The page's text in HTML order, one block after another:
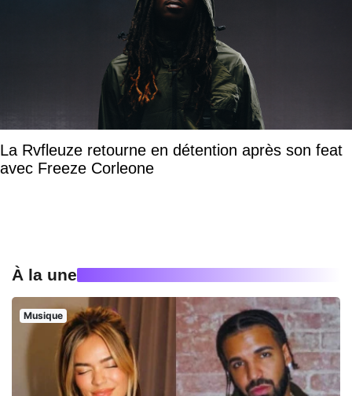
La Rvfleuze retourne en détention après son feat
avec Freeze Corleone
À la une
Musique